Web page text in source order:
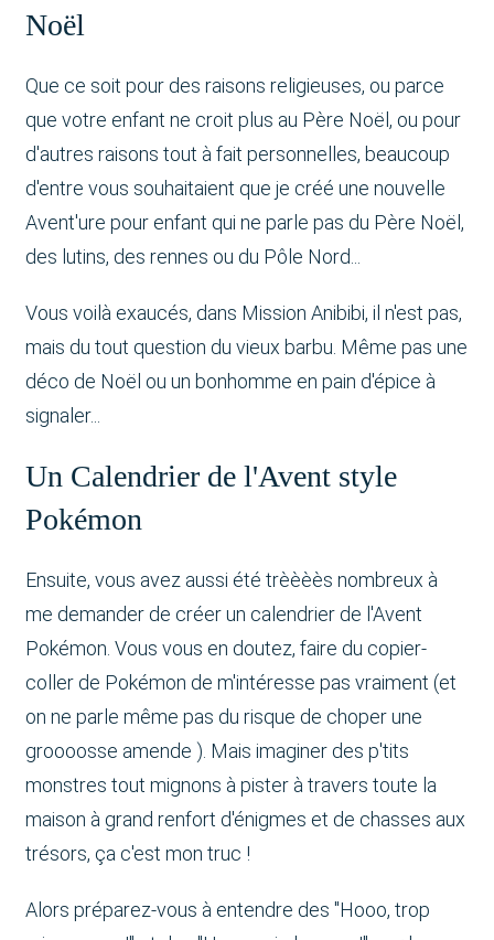
Noël
Que ce soit pour des raisons religieuses, ou parce
que votre enfant ne croit plus au Père Noël, ou pour
d'autres raisons tout à fait personnelles, beaucoup
d'entre vous souhaitaient que je créé une nouvelle
Avent'ure pour enfant qui ne parle pas du Père Noël,
des lutins, des rennes ou du Pôle Nord...
Vous voilà exaucés, dans Mission Anibibi, il n'est pas,
mais du tout question du vieux barbu. Même pas une
déco de Noël ou un bonhomme en pain d'épice à
signaler...
Un Calendrier de l'Avent style
Pokémon
Ensuite, vous avez aussi été trèèèès nombreux à
me demander de créer un calendrier de l'Avent
Pokémon. Vous vous en doutez, faire du copier-
coller de Pokémon de m'intéresse pas vraiment (et
on ne parle même pas du risque de choper une
groooosse amende ). Mais imaginer des p'tits
monstres tout mignons à pister à travers toute la
maison à grand renfort d'énigmes et de chasses aux
trésors, ça c'est mon truc !
Alors préparez-vous à entendre des "Hooo, trop